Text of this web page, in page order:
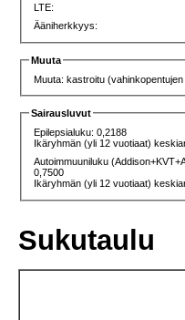
LTE:
Ääniherkkyys:
Muuta
Muuta: kastroitu
Sairausluvut
Epilepsialuku: 0,2188
Ikäryhmän (yli 12 vuotiaat)
Autoimmuuniluku
0,7500
Ikäryhmän (yli 12 vuotiaat)
Sukutaulu